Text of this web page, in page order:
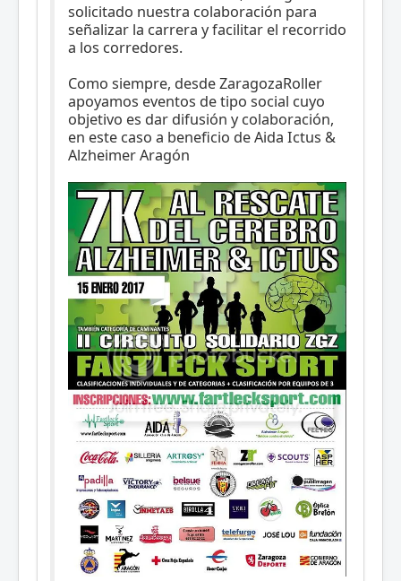
solicitado nuestra colaboración para
señalizar la carrera y facilitar el recorrido
a los corredores.
Como siempre, desde ZaragozaRoller
apoyamos eventos de tipo social cuyo
objetivo es dar difusión y colaboración,
en este caso a beneficio de Aida Ictus &
Alzheimer Aragón